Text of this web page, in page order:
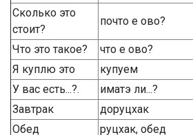
Сколько это
стоит?
почто е ово?
Что это такое?
что е ово?
Я куплю это
купуем
У вас есть...?.
иматэ ли...?
Завтрак
доруцхак
Обед
руцхак, обед